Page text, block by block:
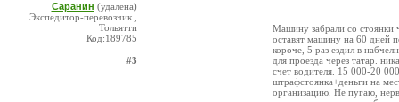
Саранин (удалена)
Экспедитор-перевозчик ,
Тольятти
Код:189785
#3
Машину забрали со стоянки
оставят машину на 60 дней
короче, 5 раз ездил в
для проезда через татар.
счет водителя. 15 000-20
штрафстоянка+деньги на
организацию. Не пугаю,